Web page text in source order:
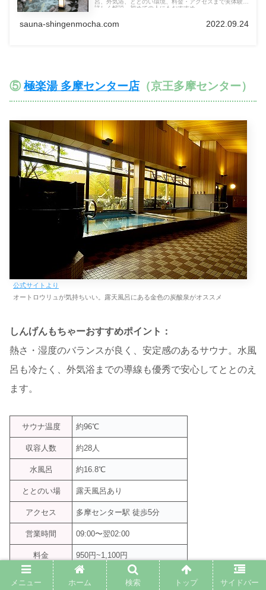
呂、外気浴、ととのい環境、料金・アクセスまで実体験で
詳しく解説。初めての人にもおすすめ。
sauna-shingenmocha.com 2022.09.24
⑤ 極楽湯 多摩センター店 （京王多摩センター）
公式サイトより
オートロウリュが気持ちいい。露天風呂にある金色の炭酸泉がオススメ
しんげんもちゃーおすすめポイント：
熱さ・湿度のバランスが良く、安定感のあるサウナ。水風
呂も冷たく、外気浴までの導線も優秀で安心してととのえ
ます。
サウナ温度 約96℃
収容人数 約28人
水風呂 約16.8℃
ととのい場 露天風呂あり
アクセス 多摩センター駅 徒歩5分
営業時間 09:00〜翌02:00
料金 950円~1,100円
公式サイトより 店舗数日本一の風呂屋 | 極楽湯
メニュー ホーム 検索 トップ サイドバー